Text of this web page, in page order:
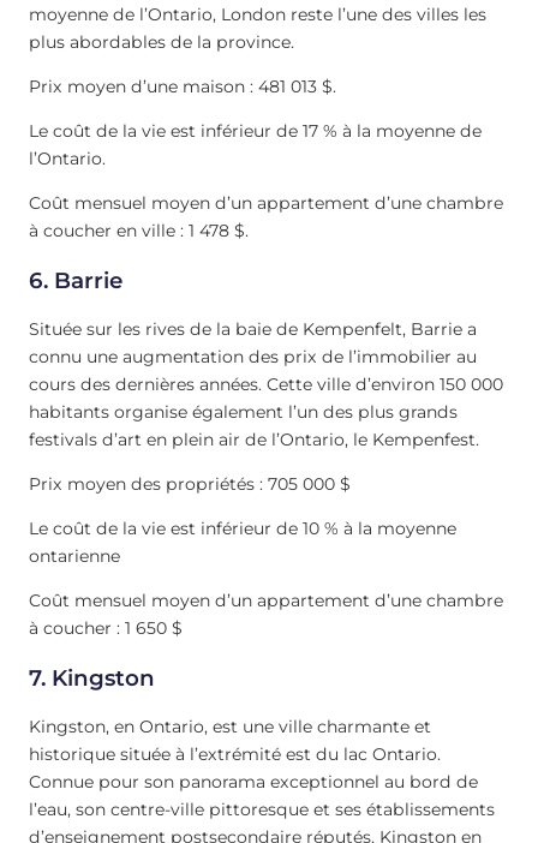
moyenne de l’Ontario, London reste l’une des villes les
plus abordables de la province.
Prix moyen d’une maison : 481 013 $.
Le coût de la vie est inférieur de 17 % à la moyenne de
l’Ontario.
Coût mensuel moyen d’un appartement d’une chambre
à coucher en ville : 1 478 $.
6. Barrie
Située sur les rives de la baie de Kempenfelt, Barrie a
connu une augmentation des prix de l’immobilier au
cours des dernières années. Cette ville d’environ 150 000
habitants organise également l’un des plus grands
festivals d’art en plein air de l’Ontario, le Kempenfest.
Prix moyen des propriétés : 705 000 $
Le coût de la vie est inférieur de 10 % à la moyenne
ontarienne
Coût mensuel moyen d’un appartement d’une chambre
à coucher : 1 650 $
7. Kingston
Kingston, en Ontario, est une ville charmante et
historique située à l’extrémité est du lac Ontario.
Connue pour son panorama exceptionnel au bord de
l’eau, son centre-ville pittoresque et ses établissements
d’enseignement postsecondaire réputés, Kingston en